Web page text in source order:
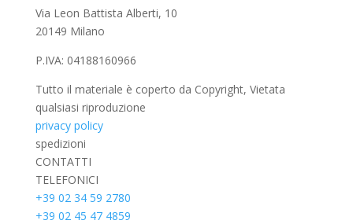
Via Leon Battista Alberti, 10
20149 Milano
P.IVA: 04188160966
Tutto il materiale è coperto da Copyright, Vietata
qualsiasi riproduzione
privacy policy
spedizioni
CONTATTI
TELEFONICI
+39 02 34 59 2780
+39 02 45 47 4859